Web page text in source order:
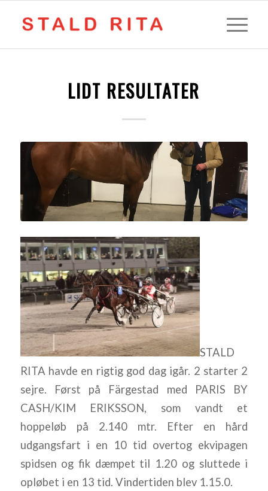
LIDT RESULTATER
STALD
RITA havde en rigtig god dag igår. 2 starter 2
sejre. Først på Färgestad med PARIS BY
CASH/KIM ERIKSSON, som vandt et
hoppeløb på 2.140 mtr. Efter en hård
udgangsfart i en 10 tid overtog ekvipagen
spidsen og fik dæmpet til 1.20 og sluttede i
opløbet i en 13 tid. Vindertiden blev 1.15.0.